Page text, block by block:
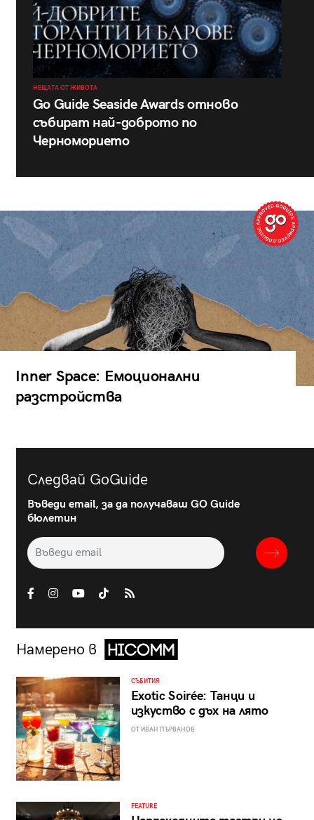
НЕЩАТА ОТ ЖИВОТА
Go Guide Seaside Awards отново
събират най-доброто по
Черноморието
Inner Space: Емоционални
разстройства
Следвай GoGuide
Въведи email, за да получаваш GO Guide
бюлетин
Намерено в
СЪБИТИЯ
Exotic Soirée: Танци и
изкуство с дъх на лято
ОТ ИВАН ПЪРВАНОВ
FEATURE